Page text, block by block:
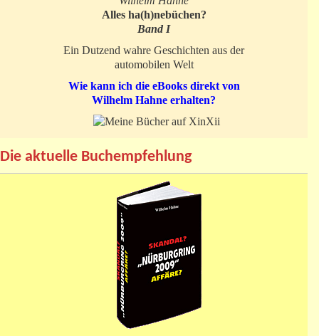
Alles ha(h)nebüchen?
Band I
Ein Dutzend wahre Geschichten aus der
automobilen Welt
Wie kann ich die eBooks direkt von
Wilhelm Hahne erhalten?
Die aktuelle Buchempfehlung